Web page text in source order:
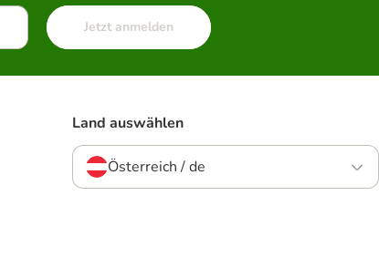
Jetzt anmelden
Land auswählen
Österreich / de